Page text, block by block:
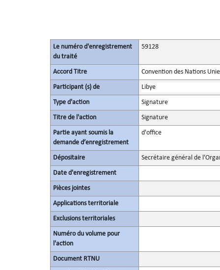
Le numéro d'enregistrement
du traité
59128
Accord Titre Convention des Nations
Participant (s) de Libye
Type d'action Signature
Titre de l'action Signature
Partie ayant soumis la
demande d’enregistrement
d'office
Dépositaire Secrétaire général de
Date d'enregistrement
Pièces jointes
Applications territoriale
Exclusions territoriales
Numéro du volume pour
l'action
Document RTNU